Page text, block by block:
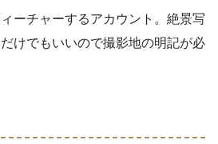
ーチャーするアカウント。絶景写
けでもいいので撮影地の明記が必